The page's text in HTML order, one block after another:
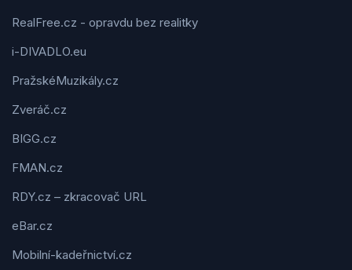
RealFree.cz - opravdu bez realitky
i-DIVADLO.eu
PražskéMuzikály.cz
Zveráč.cz
BIGG.cz
FMAN.cz
RDY.cz – zkracovač URL
eBar.cz
Mobilní-kadeřnictví.cz